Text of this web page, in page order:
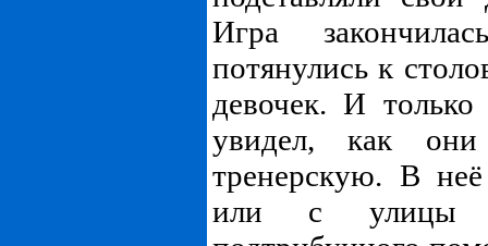
Игра
потянулись к
девочек. И
увидел, как
тренерскую. В
или с улицы